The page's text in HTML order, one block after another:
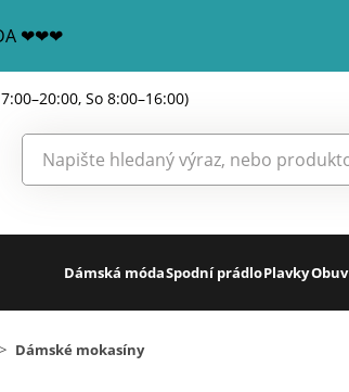
❤❤❤
So 8:00–16:00)
Dámská módaSpodní prádloPlavkyObuv
> Dámské mokasíny